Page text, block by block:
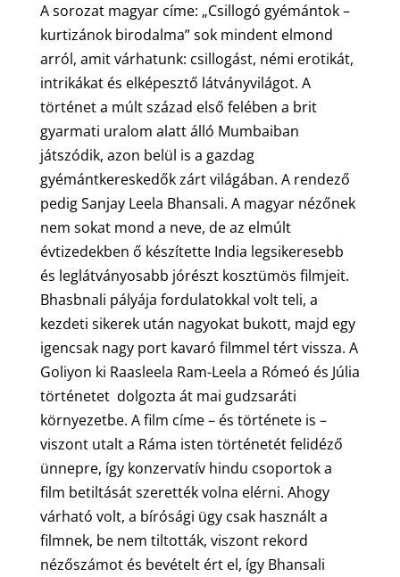
A sorozat magyar címe: „Csillogó gyémántok –
kurtizánok birodalma” sok mindent elmond
arról, amit várhatunk: csillogást, némi erotikát,
intrikákat és elképesztő látványvilágot. A
történet a múlt század első felében a brit
gyarmati uralom alatt álló Mumbaiban
játszódik, azon belül is a gazdag
gyémántkereskedők zárt világában. A rendező
pedig Sanjay Leela Bhansali. A magyar nézőnek
nem sokat mond a neve, de az elmúlt
évtizedekben ő készítette India legsikeresebb
és leglátványosabb jórészt kosztümös filmjeit.
Bhasbnali pályája fordulatokkal volt teli, a
kezdeti sikerek után nagyokat bukott, majd egy
igencsak nagy port kavaró filmmel tért vissza. A
Goliyon ki Raasleela Ram-Leela a Rómeó és Júlia
történetet dolgozta át mai gudzsaráti
környezetbe. A film címe – és története is –
viszont utalt a Ráma isten történetét felidéző
ünnepre, így konzervatív hindu csoportok a
film betiltását szerették volna elérni. Ahogy
várható volt, a bírósági ügy csak használt a
filmnek, be nem tiltották, viszont rekord
nézőszámot és bevételt ért el, így Bhansali